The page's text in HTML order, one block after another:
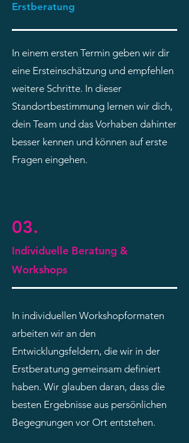
Erstberatung
In einem ersten Termin geben wir dir
eine Ersteinschätzung und empfehlen
weitere Schritte. In dieser
Standortbestimmung lernen wir dich,
dein Team und das Vorhaben dahinter
besser kennen und können auf erste
Fragen eingehen.
03.
Individuelle Beratung &
Workshops
In individuellen Workshopformaten
arbeiten wir an den
Entwicklungsfeldern, die wir in der
Erstberatung gemeinsam definiert
haben. Wir glauben daran, dass die
besten Ergebnisse aus persönlichen
Begegnungen vor Ort entstehen.